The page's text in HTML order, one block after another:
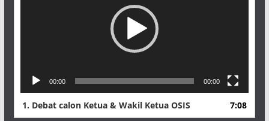
00:00 00:00
1. Debat calon Ketua & Wakil Ketua OSIS 7:08